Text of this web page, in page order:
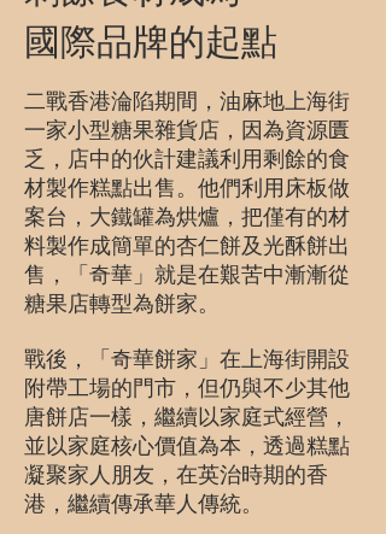
國際品牌的起點
二戰香港淪陷期間，油麻地上海街
一家小型糖果雜貨店，因為資源匱
乏，店中的伙計建議利用剩餘的食
材製作糕點出售。他們利用床板做
案台，大鐵罐為烘爐，把僅有的材
料製作成簡單的杏仁餅及光酥餅出
售，「奇華」就是在艱苦中漸漸從
糖果店轉型為餅家。
戰後，「奇華餅家」在上海街開設
附帶工場的門市，但仍與不少其他
唐餅店一樣，繼續以家庭式經營，
並以家庭核心價值為本，透過糕點
凝聚家人朋友，在英治時期的香
港，繼續傳承華人傳統。